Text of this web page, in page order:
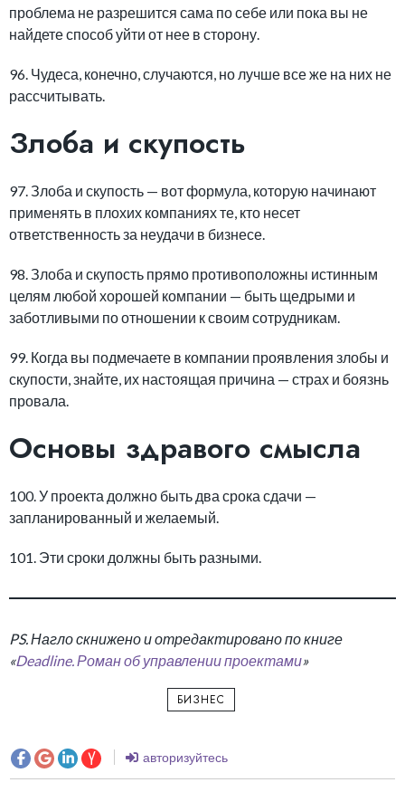
проблема не разрешится сама по себе или пока вы не
найдете способ уйти от нее в сторону.
96. Чудеса, конечно, случаются, но лучше все же на них не
рассчитывать.
Злоба и скупость
97. Злоба и скупость — вот формула, которую начинают
применять в плохих компаниях те, кто несет
ответственность за неудачи в бизнесе.
98. Злоба и скупость прямо противоположны истинным
целям любой хорошей компании — быть щедрыми и
заботливыми по отношении к своим сотрудникам.
99. Когда вы подмечаете в компании проявления злобы и
скупости, знайте, их настоящая причина — страх и боязнь
провала.
Основы здравого смысла
100. У проекта должно быть два срока сдачи —
запланированный и желаемый.
101. Эти сроки должны быть разными.
PS. Нагло скнижено и отредактировано по книге
«Deadline. Роман об управлении проектами»
БИЗНЕС
авторизуйтесь